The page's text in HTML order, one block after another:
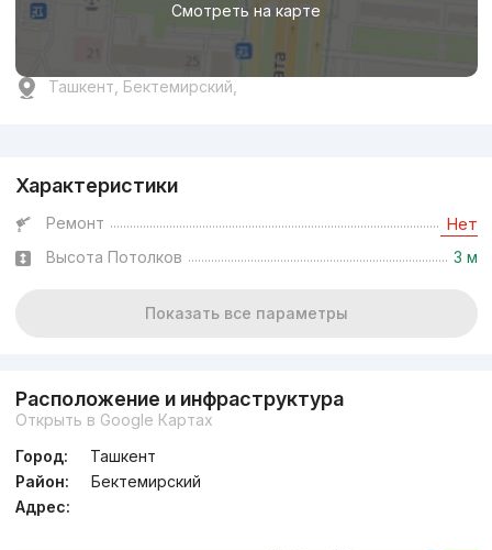
Смотреть на карте
Ташкент, Бектемирский,
Характеристики
Ремонт Нет
Высота Потолков 3 м
Показать все параметры
Расположение и инфраструктура
Открыть в Google Картах
Город:
Ташкент
Район:
Бектемирский
Адрес: